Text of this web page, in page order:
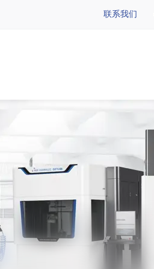
navigation.brand
联系我们
工品牌